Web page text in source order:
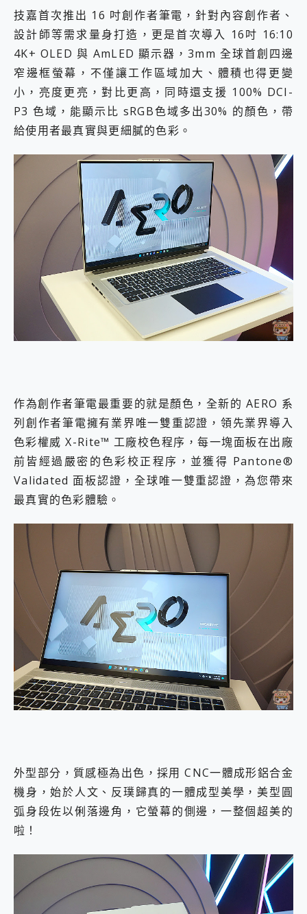
技嘉首次推出 16 吋創作者筆電，針對內容創作者、
設計師等需求量身打造，更是首次導入 16吋 16:10
4K+ OLED 與 AmLED 顯示器，3mm 全球首創四邊
窄邊框螢幕，不僅讓工作區域加大、體積也得更變
小，亮度更亮，對比更高，同時還支援 100% DCI-
P3 色域，能顯示比 sRGB色域多出30% 的顏色，帶
給使用者最真實與更細膩的色彩。
作為創作者筆電最重要的就是顏色，全新的 AERO 系
列創作者筆電擁有業界唯一雙重認證，領先業界導入
色彩權威 X-Rite™ 工廠校色程序，每一塊面板在出廠
前皆經過嚴密的色彩校正程序，並獲得 Pantone®
Validated 面板認證，全球唯一雙重認證，為您帶來
最真實的色彩體驗。
外型部分，質感極為出色，採用 CNC一體成形鋁合金
機身，始於人文、反璞歸真的一體成型美學，美型圓
弧身段佐以俐落邊角，它螢幕的側邊，一整個超美的
啦！